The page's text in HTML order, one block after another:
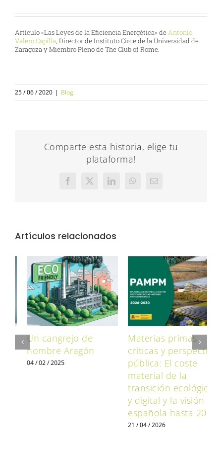
Artículo «Las Leyes de la Eficiencia Energética» de Antonio
Valero Capilla, Director de Instituto Circe de la Universidad de
Zaragoza y Miembro Pleno de The Club of Rome.
25 / 06 / 2020 | Blog
Comparte esta historia, elige tu
plataforma!
Facebook
X LinkedInWhatsAppCorreo
Artículos relacionados
Un cangrejo de
nombre Aragón
04 / 02 / 2025
Materias primas
críticas y perspectiva
pública: El coste
material de la
transición ecológica
y digital y la visión
española hasta 2030.
21 / 04 / 2026